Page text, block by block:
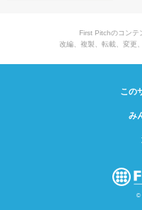
First Pitchのコンテ
改編、複製、転載、変更
©
この
み